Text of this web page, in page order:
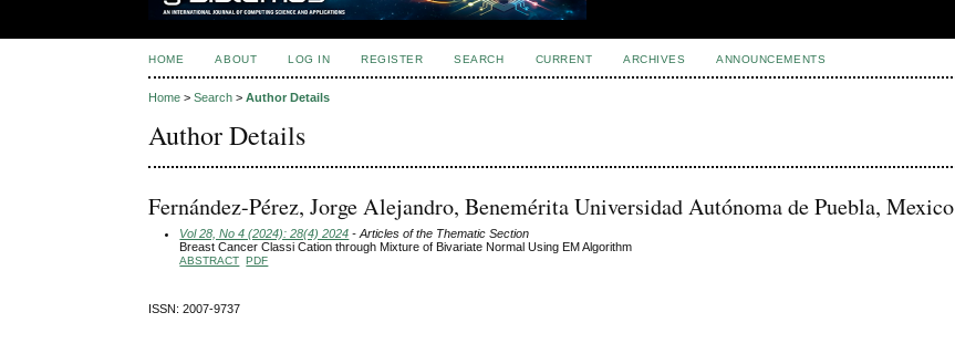
HOME ABOUT LOG IN REGISTER SEARCH CURRENT ARCHIVES ANNOUNCEMENTS
Home >Search >Author Details
Author Details
Fernández-Pérez, Jorge Alejandro, Benemérita Universidad Autónoma de Puebla, Mexico
Vol 28, No 4 (2024): 28(4) 2024 - Articles of the Thematic Section
Breast Cancer Classi Cation through Mixture of Bivariate Normal Using EM Algorithm
ABSTRACT PDF
ISSN: 2007-9737